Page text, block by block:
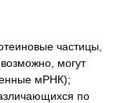
частицы,
могут
мРНК);
по